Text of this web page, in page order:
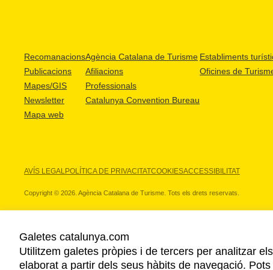
Recomanacions
Publicacions
Mapes/GIS
Newsletter
Mapa web
Agència Catalana de Turisme
Afiliacions
Professionals
Catalunya Convention Bureau
Establiments
Oficines de
AVÍS LEGALPOLÍTICA DE PRIVACITATCOOKIESACCESSIBILITAT
Copyright © 2026. Agència Catalana de Turisme. Tots els drets reservats.
ELS NOSTRES PARTNERS
Galetes catalunya.com
Utilitzem galetes pròpies i de tercers per analitzar
elaborat a partir dels seus hàbits de navegació.